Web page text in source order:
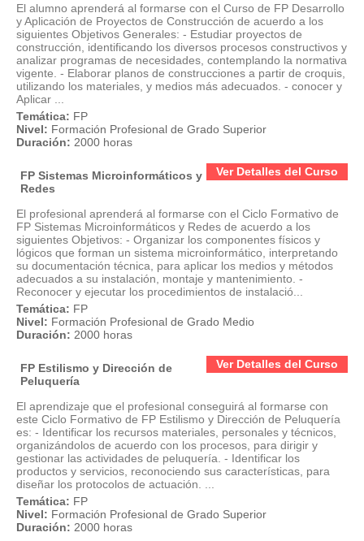
El alumno aprenderá al formarse con el Curso de FP Desarrollo
y Aplicación de Proyectos de Construcción de acuerdo a los
siguientes Objetivos Generales: - Estudiar proyectos de
construcción, identificando los diversos procesos constructivos y
analizar programas de necesidades, contemplando la normativa
vigente. - Elaborar planos de construcciones a partir de croquis,
utilizando los materiales, y medios más adecuados. - conocer y
Aplicar ...
Temática: FP
Nivel: Formación Profesional de Grado Superior
Duración: 2000 horas
Ver Detalles del Curso
FP Sistemas Microinformáticos y
Redes
El profesional aprenderá al formarse con el Ciclo Formativo de
FP Sistemas Microinformáticos y Redes de acuerdo a los
siguientes Objetivos: - Organizar los componentes físicos y
lógicos que forman un sistema microinformático, interpretando
su documentación técnica, para aplicar los medios y métodos
adecuados a su instalación, montaje y mantenimiento. -
Reconocer y ejecutar los procedimientos de instalació...
Temática: FP
Nivel: Formación Profesional de Grado Medio
Duración: 2000 horas
Ver Detalles del Curso
FP Estilismo y Dirección de
Peluquería
El aprendizaje que el profesional conseguirá al formarse con
este Ciclo Formativo de FP Estilismo y Dirección de Peluquería
es: - Identificar los recursos materiales, personales y técnicos,
organizándolos de acuerdo con los procesos, para dirigir y
gestionar las actividades de peluquería. - Identificar los
productos y servicios, reconociendo sus características, para
diseñar los protocolos de actuación. ...
Temática: FP
Nivel: Formación Profesional de Grado Superior
Duración: 2000 horas